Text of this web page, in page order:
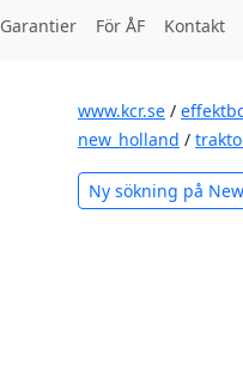
Garantier För ÅF Kontakt
www.kcr.se /
new_holland /
Ny sökning på